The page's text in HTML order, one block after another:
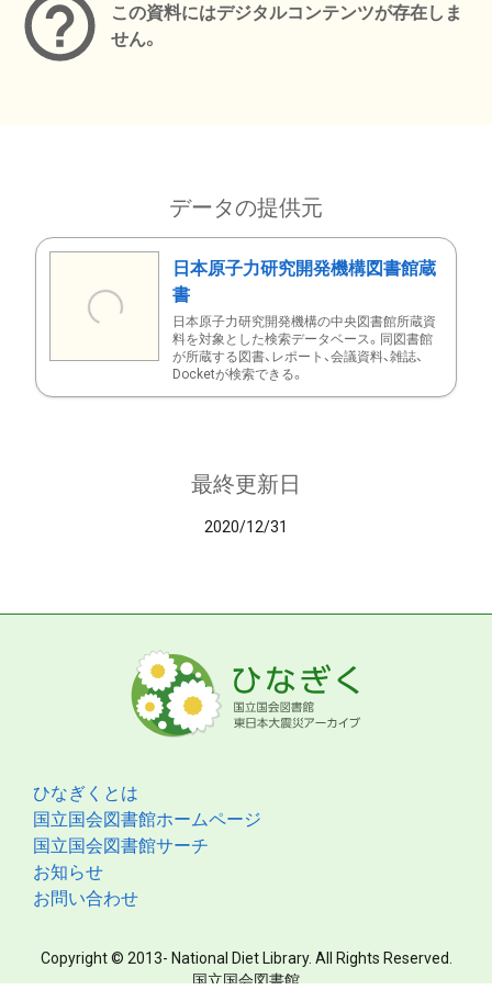
この資料にはデジタルコンテンツが存在しま
せん。
データの提供元
日本原子力研究開発機構図書館蔵
書
日本原子力研究開発機構の中央図書館所蔵資
料を対象とした検索データベース。同図書館
が所蔵する図書、レポート、会議資料、雑誌、
Docketが検索できる。
最終更新日
2020/12/31
ひなぎくとは
国立国会図書館ホームページ
国立国会図書館サーチ
お知らせ
お問い合わせ
Copyright © 2013- National Diet Library. All Rights Reserved.